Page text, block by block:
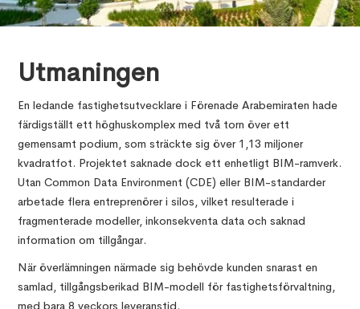
Utmaningen
En ledande fastighetsutvecklare i Förenade Arabemiraten hade
färdigställt ett höghuskomplex med två torn över ett
gemensamt podium, som sträckte sig över 1,13 miljoner
kvadratfot. Projektet saknade dock ett enhetligt BIM-ramverk.
Utan Common Data Environment (CDE) eller BIM-standarder
arbetade flera entreprenörer i silos, vilket resulterade i
fragmenterade modeller, inkonsekventa data och saknad
information om tillgångar.
När överlämningen närmade sig behövde kunden snarast en
samlad, tillgångsberikad BIM-modell för fastighetsförvaltning,
med bara 8 veckors leveranstid.